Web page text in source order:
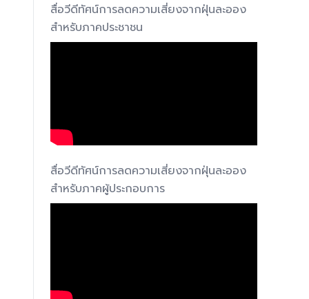
สื่อวีดีทัศน์การลดความเสี่ยงจากฝุ่นละออง
สำหรับภาคประชาชน
สื่อวีดีทัศน์การลดความเสี่ยงจากฝุ่นละออง
สำหรับภาคผู้ประกอบการ